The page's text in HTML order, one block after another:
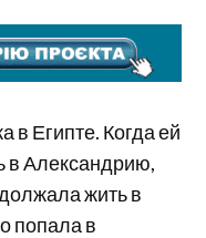
в Египте. Когда ей
в Александрию,
жить в
попала в